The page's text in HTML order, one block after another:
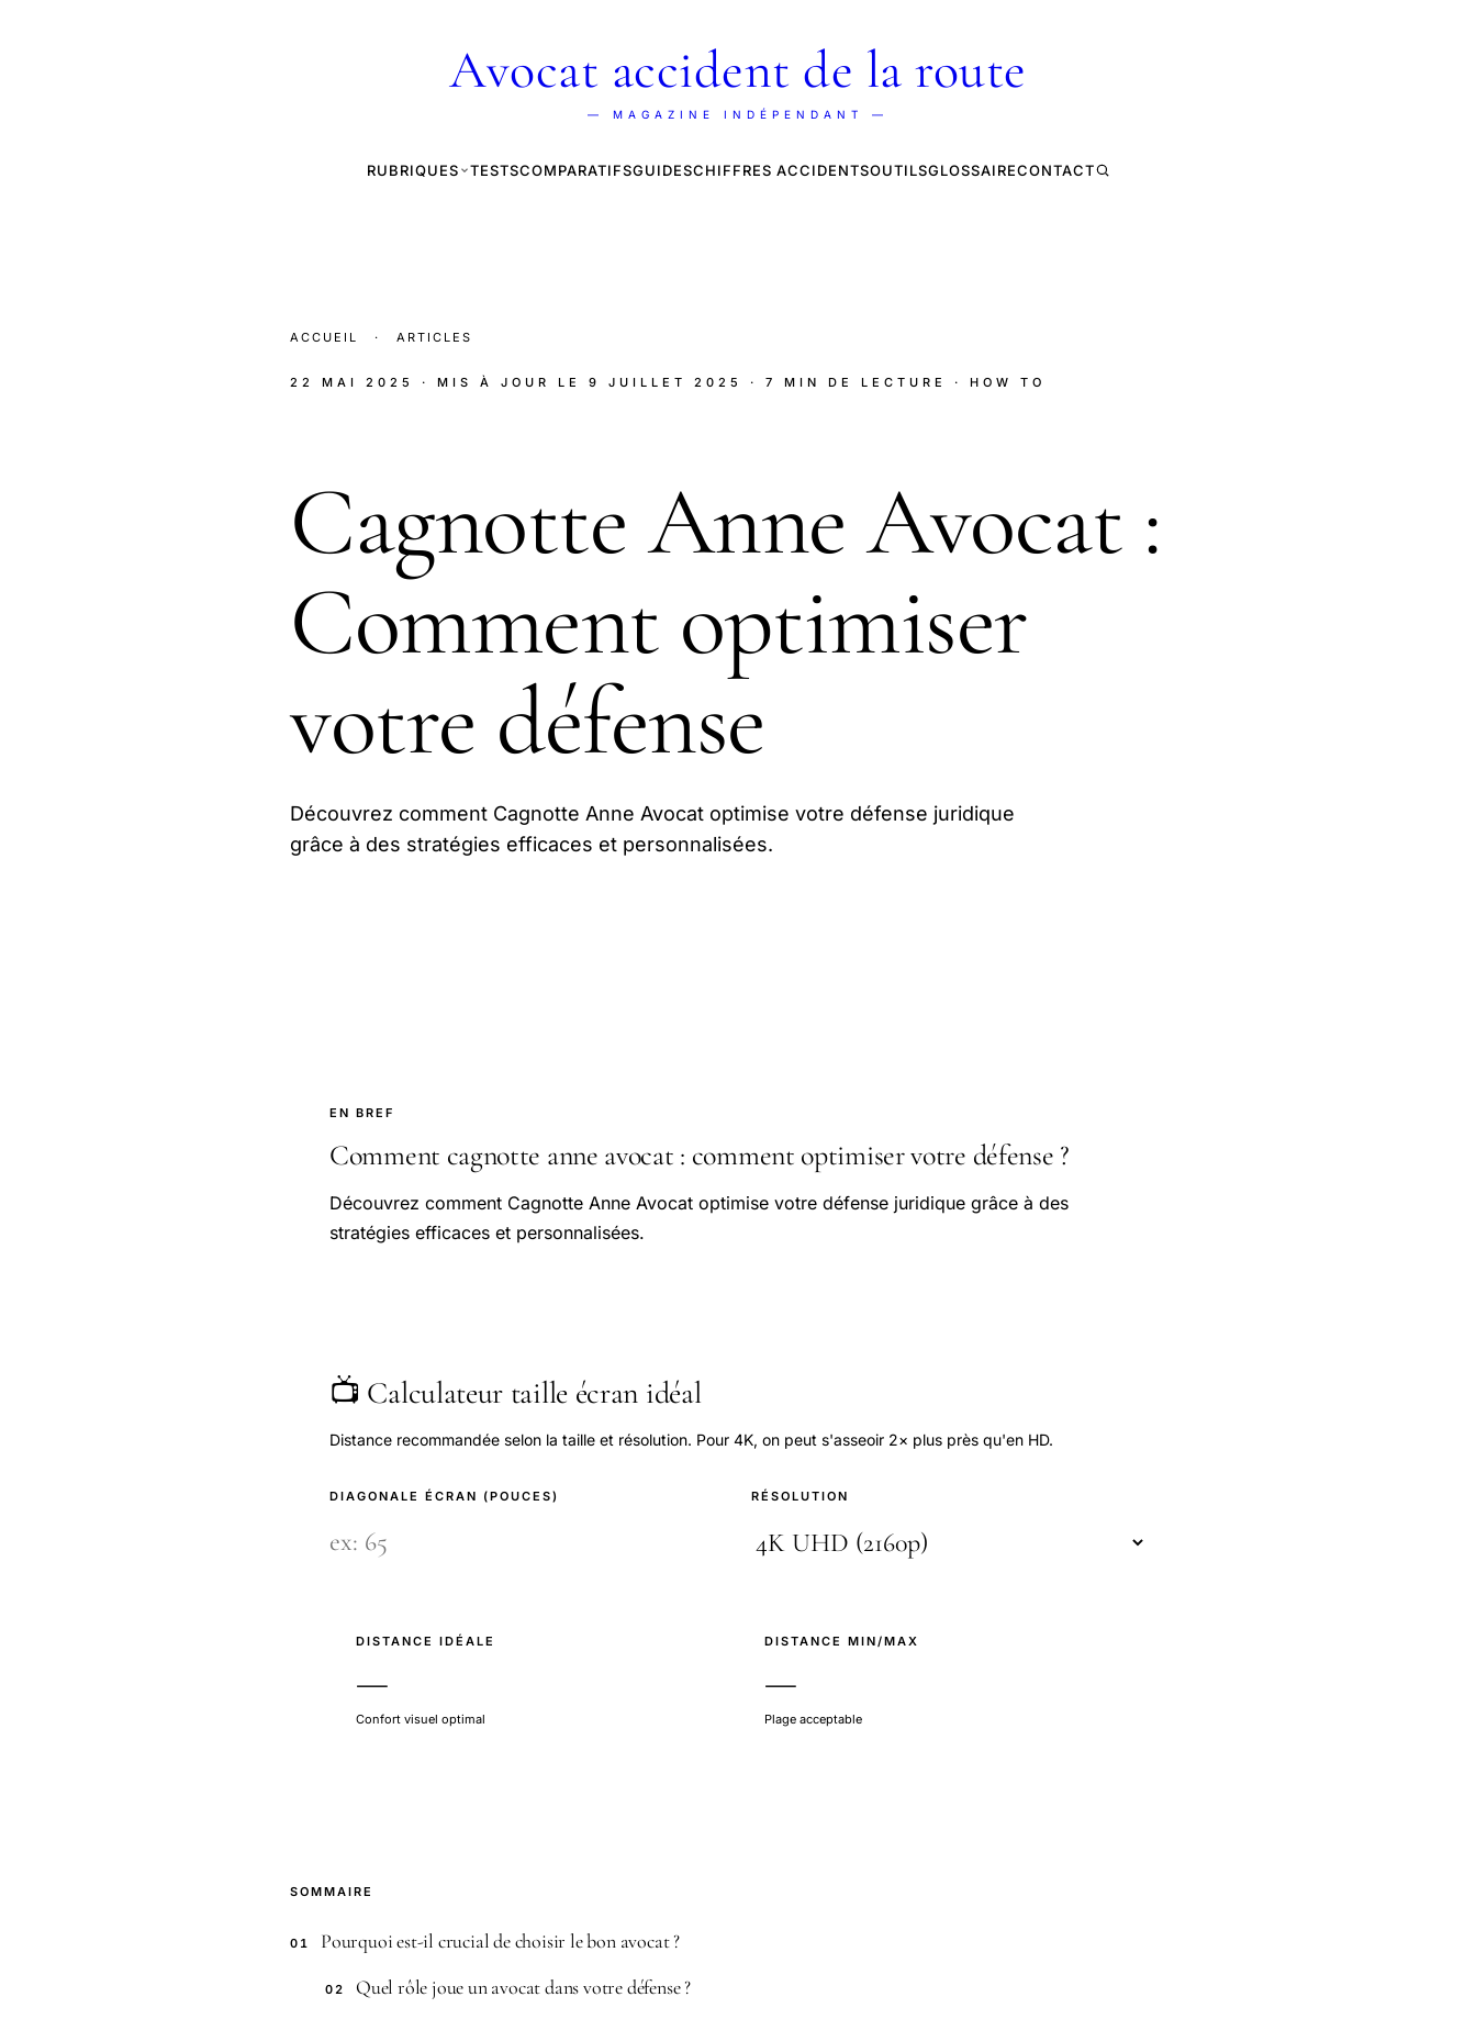
Avocat accident de la route
— MAGAZINE INDÉPENDANT —
RUBRIQUES TESTSCOMPARATIFSGUIDESCHIFFRES ACCIDENTSOUTILSGLOSSAIRECONTACT
ACCUEIL · ARTICLES
22 MAI 2025 · MIS À JOUR LE 9 JUILLET 2025 · 7 MIN DE LECTURE · HOW TO
Cagnotte Anne Avocat :
Comment optimiser
votre défense
Découvrez comment Cagnotte Anne Avocat optimise votre défense juridique
grâce à des stratégies efficaces et personnalisées.
EN BREF
Comment cagnotte anne avocat : comment optimiser votre défense ?
Découvrez comment Cagnotte Anne Avocat optimise votre défense juridique grâce à des
stratégies efficaces et personnalisées.
📺 Calculateur taille écran idéal
Distance recommandée selon la taille et résolution. Pour 4K, on peut s'asseoir 2× plus près qu'en HD.
DIAGONALE ÉCRAN (POUCES) RÉSOLUTION
DISTANCE IDÉALE
—
Confort visuel optimal
DISTANCE MIN/MAX
—
Plage acceptable
SOMMAIRE
01 Pourquoi est-il crucial de choisir le bon avocat ?
02 Quel rôle joue un avocat dans votre défense ?